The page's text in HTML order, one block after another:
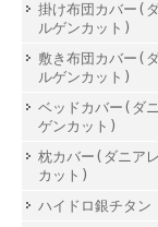
掛け布団カバー(
ルゲンカット)
敷き布団カバー(
ルゲンカット)
ベッドカバー(ダ
ゲンカット)
枕カバー(ダニア
カット)
ハイドロ銀チタン